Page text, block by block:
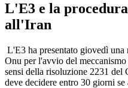
L'E3 e la
all'Iran
L'E3 ha presentato giovedì
Onu per l'avvio del
sensi della risoluzione 2231
deve decidere entro 30 giorni